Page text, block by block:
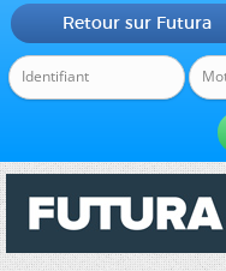
Retour sur Futura